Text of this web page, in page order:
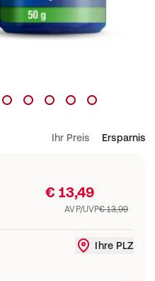
Ihr Preis Ersparnis
€ 13,49
AVP/UVP€ 13,99
Ihre PLZ